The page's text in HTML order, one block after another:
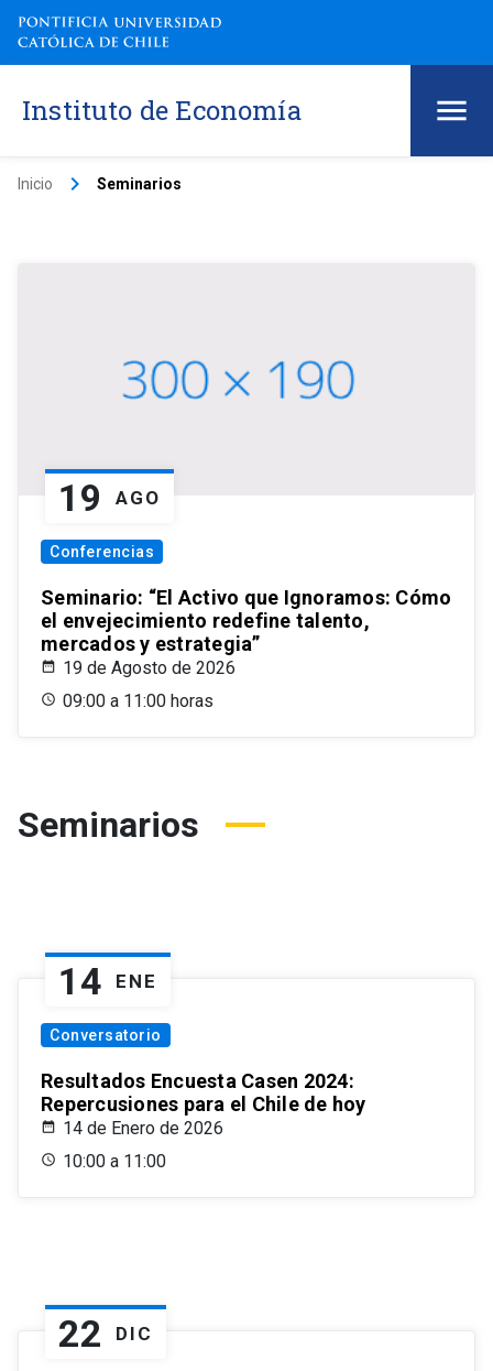
Instituto de Economía
Inicio keyboard_arrow_right Seminarios
19 AGO
Conferencias
Seminario: “El Activo que Ignoramos: Cómo
el envejecimiento redefine talento,
mercados y estrategia”
19 de Agosto de 2026
09:00 a 11:00 horas
Seminarios
14 ENE
Conversatorio
Resultados Encuesta Casen 2024:
Repercusiones para el Chile de hoy
14 de Enero de 2026
10:00 a 11:00
22 DIC